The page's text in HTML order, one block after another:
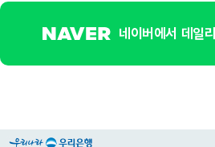
네이버에서 데일